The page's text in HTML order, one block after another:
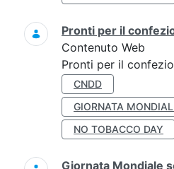
Pronti per il
Contenuto Web
Pronti per il
CNDD
GIORNATA
NO TOBACCO DAY
Giornata Mondiale